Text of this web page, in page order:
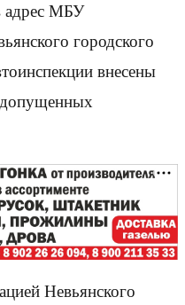
адрес МБУ
городского
внесены
допущенных
Невьянского